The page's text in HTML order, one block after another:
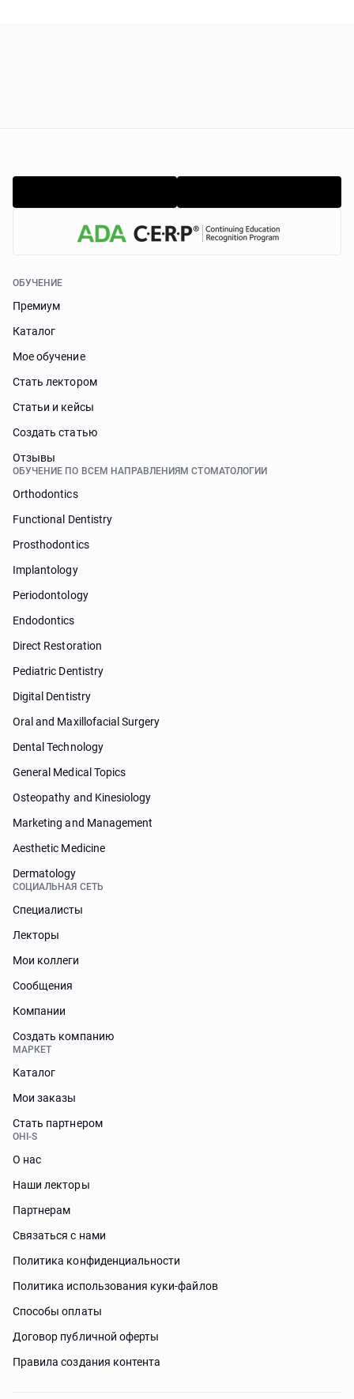
ОБУЧЕНИЕ
Премиум
Каталог
Мое обучение
Стать лектором
Статьи и кейсы
Cоздать статью
Отзывы
ОБУЧЕНИЕ ПО ВСЕМ НАПРАВЛЕНИЯМ СТОМАТОЛОГИИ
Orthodontics
Functional Dentistry
Prosthodontics
Implantology
Periodontology
Endodontics
Direct Restoration
Pediatric Dentistry
Digital Dentistry
Oral and Maxillofacial Surgery
Dental Technology
General Medical Topics
Osteopathy and Kinesiology
Marketing and Management
Aesthetic Medicine
Dermatology
СОЦИАЛЬНАЯ СЕТЬ
Специалисты
Лекторы
Мои коллеги
Сообщения
Компании
Создать компанию
МАРКЕТ
Каталог
Мои заказы
Стать партнером
OHI-S
О нас
Наши лекторы
Партнерам
Связаться с нами
Политика конфиденциальности
Политика использования куки-файлов
Способы оплаты
Договор публичной оферты
Правила создания контента